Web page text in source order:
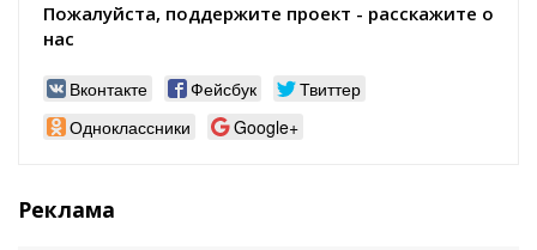
Пожалуйста, поддержите проект - расскажите о
нас
Вконтакте Фейсбук
Твиттер
Одноклассники
Google+
Реклама